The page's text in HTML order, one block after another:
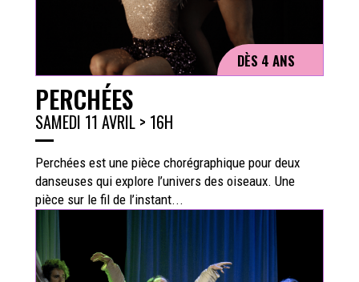
DÈS 4 ANS
PERCHÉES
SAMEDI 11 AVRIL > 16H
Perchées est une pièce chorégraphique pour deux
danseuses qui explore l’univers des oiseaux. Une
pièce sur le fil de l’instant...